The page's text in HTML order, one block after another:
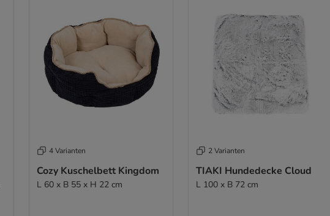
4 Varianten
Cozy Kuschelbett Kingdom
L 60 x B 55 x H 22 cm
2 Varianten
TIAKI Hundedecke Cloud
L 100 x B 72 cm